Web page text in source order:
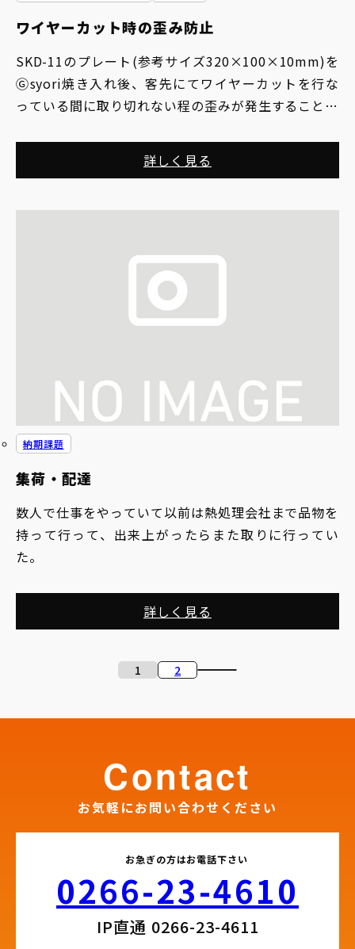
ワイヤーカット時の歪み防止
SKD-11のプレート(参考サイズ320×100×10mm)を
Ⓖsyori焼き入れ後、客先にてワイヤーカットを行な
っている間に取り切れない程の歪みが発生することが
詳しく見る
集荷・配達
納期課題
数人で仕事をやっていて以前は熱処理会社まで品物を
持って行って、出来上がったらまた取りに行ってい
た。
詳しく見る
の
1 2
お気軽にお問い合わせください
contact
お急ぎの方はお電話下さい
0266-23-4610​
IP直通 0266-23-4611​